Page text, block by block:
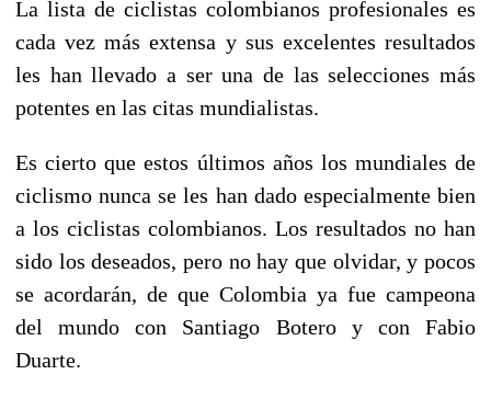
La lista de ciclistas colombianos profesionales es
cada vez más extensa y sus excelentes resultados
les han llevado a ser una de las selecciones más
potentes en las citas mundialistas.
Es cierto que estos últimos años los mundiales de
ciclismo nunca se les han dado especialmente bien
a los ciclistas colombianos. Los resultados no han
sido los deseados, pero no hay que olvidar, y pocos
se acordarán, de que Colombia ya fue campeona
del mundo con Santiago Botero y con Fabio
Duarte.